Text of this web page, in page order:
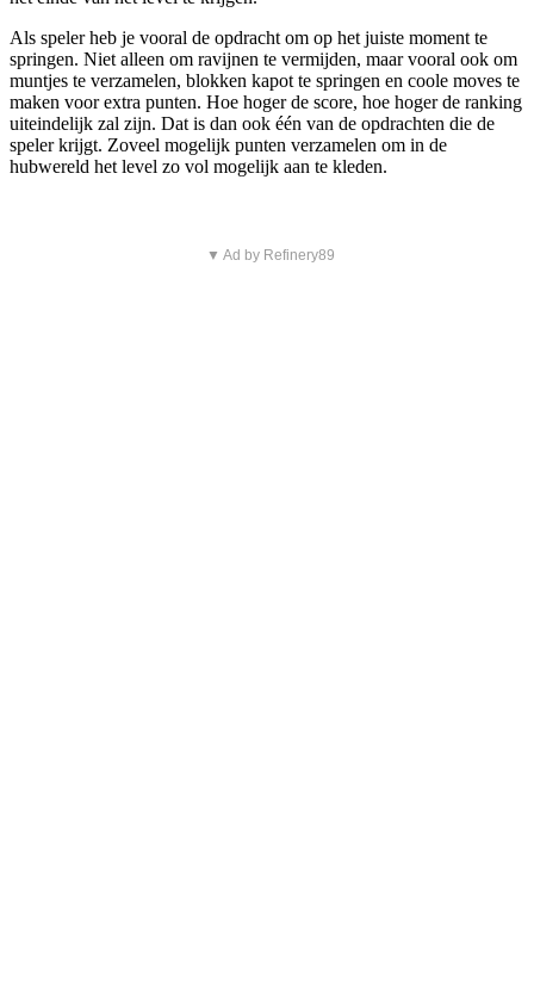
Als speler heb je vooral de opdracht om op het juiste moment te
springen. Niet alleen om ravijnen te vermijden, maar vooral ook om
muntjes te verzamelen, blokken kapot te springen en coole moves te
maken voor extra punten. Hoe hoger de score, hoe hoger de ranking
uiteindelijk zal zijn. Dat is dan ook één van de opdrachten die de
speler krijgt. Zoveel mogelijk punten verzamelen om in de
hubwereld het level zo vol mogelijk aan te kleden.
▼ Ad by Refinery89